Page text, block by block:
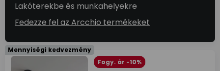
Lakóterekbe és munkahelyekre
Fedezze fel az Arcchio termékeket
Mennyiségi kedvezmény
Fogy. ár -10%